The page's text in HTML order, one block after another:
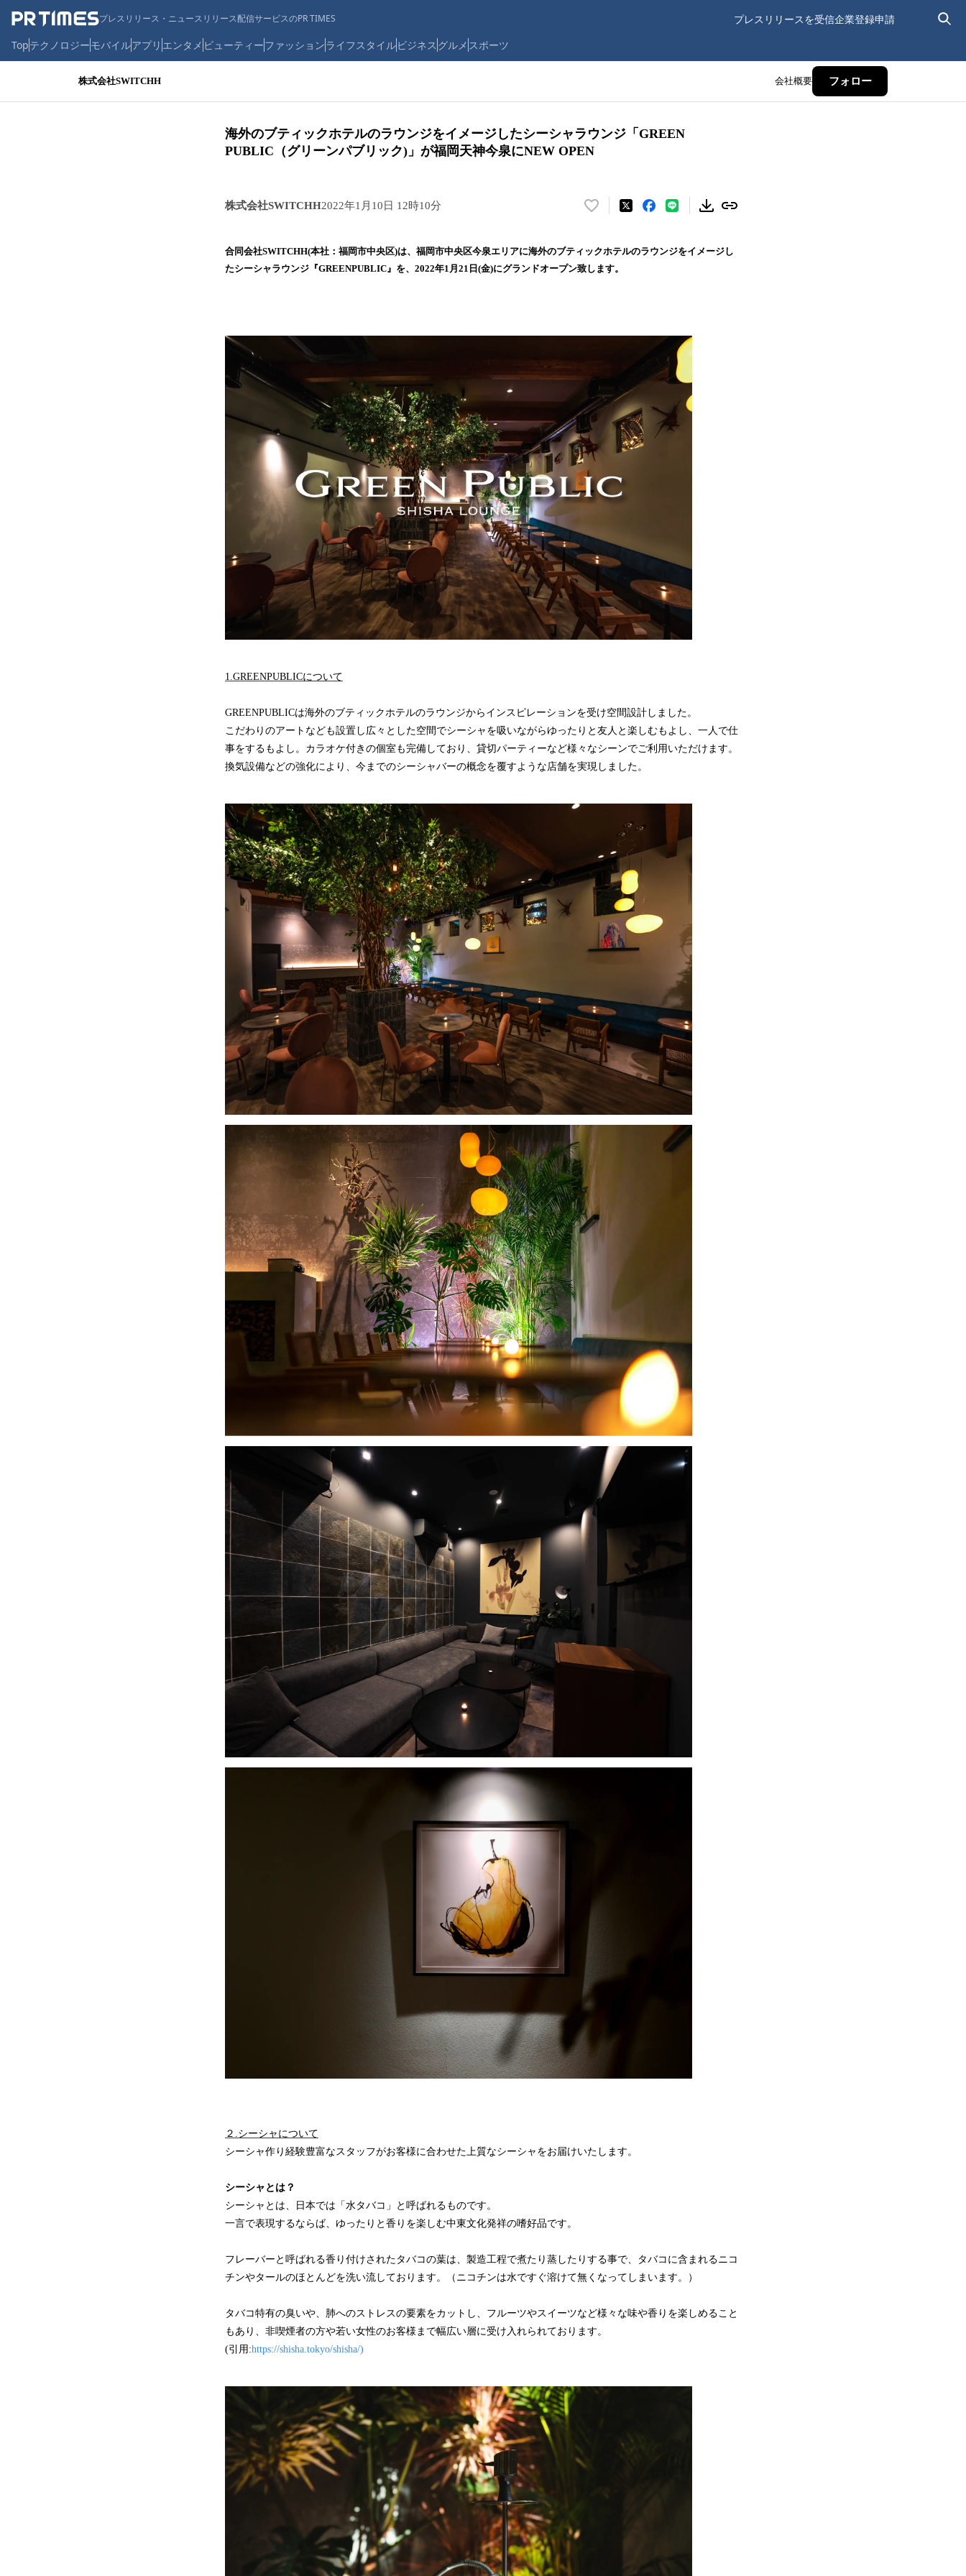
プレスリリース・ニュースリリース配信サービスのPR TIMES プレスリリースを受信企業登録申請
Topテクノロジーモバイルアプリ エンタメ ビューティーファッションライフスタイルビジネス グルメ スポーツ
株式会社SWITCHH 会社概要 フォロー
海外のブティックホテルのラウンジをイメージしたシーシャラウンジ「GREEN
PUBLIC（グリーンパブリック)」が福岡天神今泉にNEW OPEN
株式会社SWITCHH2022年1月10日 12時10分
い
！
数
込
で
す
合同会社SWITCHH(本社：福岡市中央区)は、福岡市中央区今泉エリアに海外のブティックホテルのラウンジをイメージし
たシーシャラウンジ『GREENPUBLIC』を、2022年1月21日(金)にグランドオープン致します。
1.GREENPUBLICについて
GREENPUBLICは海外のブティックホテルのラウンジからインスピレーションを受け空間設計しました。
こだわりのアートなども設置し広々とした空間でシーシャを吸いながらゆったりと友人と楽しむもよし、一人で仕
事をするもよし。カラオケ付きの個室も完備しており、貸切パーティーなど様々なシーンでご利用いただけます。
換気設備などの強化により、今までのシーシャバーの概念を覆すような店舗を実現しました。
２.シーシャについて
シーシャ作り経験豊富なスタッフがお客様に合わせた上質なシーシャをお届けいたします。
シーシャとは？
シーシャとは、日本では「水タバコ」と呼ばれるものです。
一言で表現するならば、ゆったりと香りを楽しむ中東文化発祥の嗜好品です。
フレーバーと呼ばれる香り付けされたタバコの葉は、製造工程で煮たり蒸したりする事で、タバコに含まれるニコ
チンやタールのほとんどを洗い流しております。（ニコチンは水ですぐ溶けて無くなってしまいます。）
タバコ特有の臭いや、肺へのストレスの要素をカットし、フルーツやスイーツなど様々な味や香りを楽しめること
もあり、非喫煙者の方や若い女性のお客様まで幅広い層に受け入れられております。
(引用:https://shisha.tokyo/shisha/)